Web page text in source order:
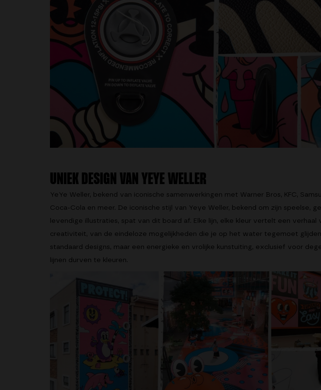
UNIEK DESIGN VAN YEYE WELLER
YeYe Weller, bekend van iconische samenwerkingen met Warner Bros, KFC,
Coca-Cola en meer. De iconische stijl van Yeye Weller, bekend om zijn speelse,
levendige illustraties, spat van dit board af. Elke lijn, elke kleur vertelt een verhaal
creativiteit, van de eindeloze mogelijkheden die je op het water tegemoet
standaard designs, maar een energieke en vrolijke kunstuiting, exclusief voor
lijnen durven te kleuren.